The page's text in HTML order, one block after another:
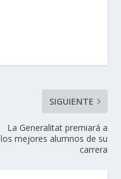
SIGUIENTE
La Generalitat premiará a
los mejores alumnos de su
carrera